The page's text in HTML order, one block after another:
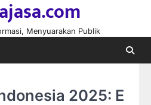
Menyuarakan Publik
2025: E